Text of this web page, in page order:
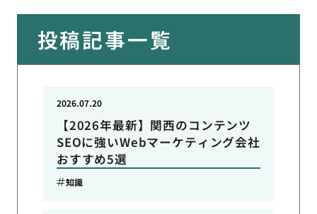
投稿記事一覧
【2026年最新】関西のコンテンツ
SEOに強いWebマーケティング会社
おすすめ5選
2026.07.20
知識